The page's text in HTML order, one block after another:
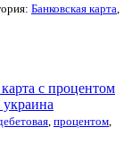
Банковская карта
с процентом
украина
процентом